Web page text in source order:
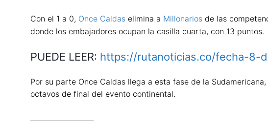
Con el 1 a 0, Once Caldas elimina a Millonarios de las
donde los embajadores ocupan la casilla cuarta, con 13 puntos.
PUEDE LEER: https://rutanoticias.co/fecha-8-
Por su parte Once Caldas llega a esta fase de la
octavos de final del evento continental.